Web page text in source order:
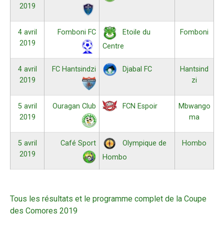
2019
4 avril
2019
Fomboni FC
Etoile du
Centre
Fomboni
4 avril
2019
FC Hantsindzi Djabal FC
Hantsind
zi
5 avril
2019
Ouragan Club FCN Espoir
Mbwango
ma
5 avril
2019
Café Sport
Olympique de
Hombo
Hombo
Tous les résultats et le programme complet de la Coupe
des Comores 2019